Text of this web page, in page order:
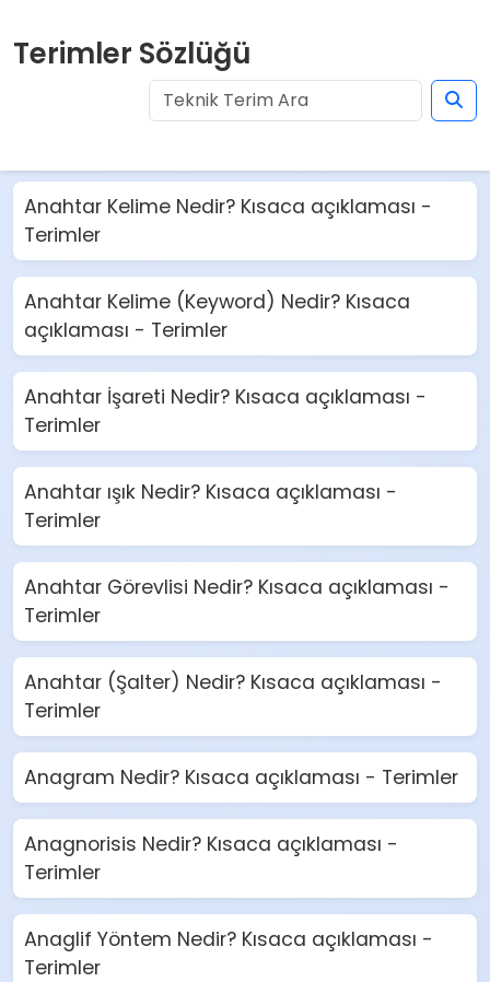
Terimler Sözlüğü
Anahtar Kelime Nedir? Kısaca açıklaması -
Terimler
Anahtar Kelime (Keyword) Nedir? Kısaca
açıklaması - Terimler
Anahtar İşareti Nedir? Kısaca açıklaması -
Terimler
Anahtar ışık Nedir? Kısaca açıklaması -
Terimler
Anahtar Görevlisi Nedir? Kısaca açıklaması -
Terimler
Anahtar (Şalter) Nedir? Kısaca açıklaması -
Terimler
Anagram Nedir? Kısaca açıklaması - Terimler
Anagnorisis Nedir? Kısaca açıklaması -
Terimler
Anaglif Yöntem Nedir? Kısaca açıklaması -
Terimler